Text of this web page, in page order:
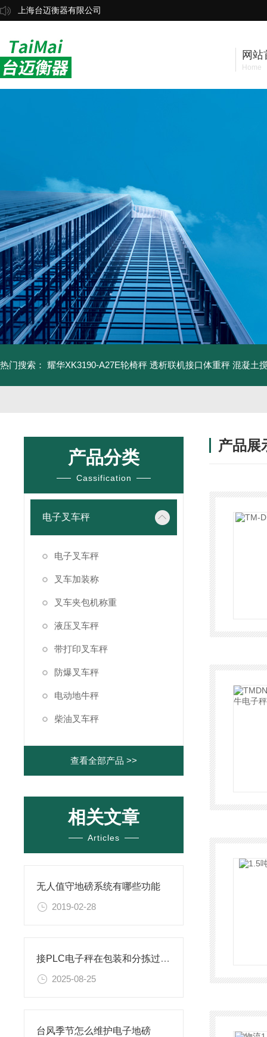
上海台迈衡器有限公司
网站
Home
热门搜索： 耀华XK3190-A27E轮椅秤 透析联机接口体重秤 混凝土
产品分类
Cassification
电子叉车秤
电子叉车秤
叉车加装称
叉车夹包机称重
液压叉车秤
带打印叉车秤
防爆叉车秤
电动地牛秤
柴油叉车秤
查看全部产品 >>
相关文章
Articles
无人值守地磅系统有哪些功能
2019-02-28
接PLC电子秤在包装和分拣过程中的作用
2025-08-25
台风季节怎么维护电子地磅
产品展